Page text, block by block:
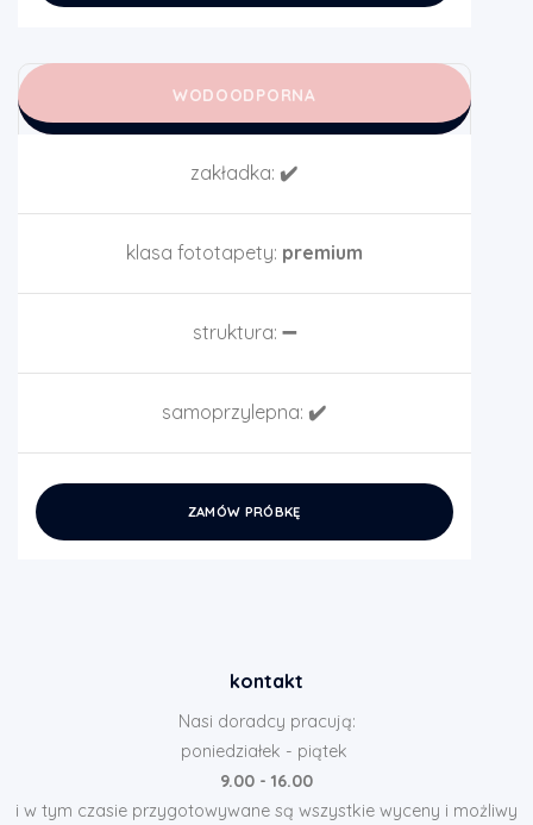
WODOODPORNA
zakładka: ✔️
klasa fototapety: premium
struktura: ➖
samoprzylepna: ✔️
ZAMÓW PRÓBKĘ
kontakt
Nasi doradcy pracują:
poniedziałek - piątek
9.00 - 16.00
i w tym czasie przygotowywane są wszystkie wyceny i możliwy